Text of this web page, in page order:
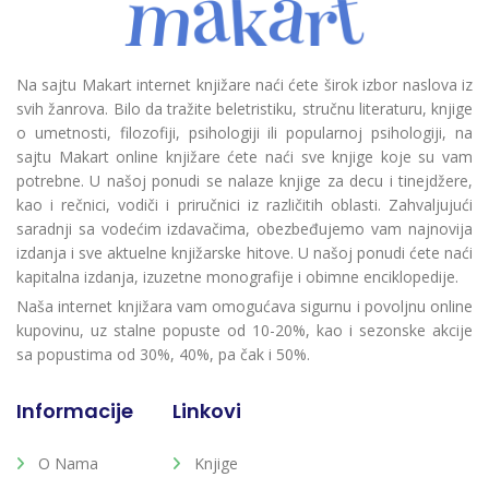
Na sajtu Makart internet knjižare naći ćete širok izbor naslova iz
svih žanrova. Bilo da tražite beletristiku, stručnu literaturu, knjige
o umetnosti, filozofiji, psihologiji ili popularnoj psihologiji, na
sajtu Makart online knjižare ćete naći sve knjige koje su vam
potrebne. U našoj ponudi se nalaze knjige za decu i tinejdžere,
kao i rečnici, vodiči i priručnici iz različitih oblasti. Zahvaljujući
saradnji sa vodećim izdavačima, obezbeđujemo vam najnovija
izdanja i sve aktuelne knjižarske hitove. U našoj ponudi ćete naći
kapitalna izdanja, izuzetne monografije i obimne enciklopedije.
Naša internet knjižara vam omogućava sigurnu i povoljnu online
kupovinu, uz stalne popuste od 10-20%, kao i sezonske akcije
sa popustima od 30%, 40%, pa čak i 50%.
Informacije
O Nama
Linkovi
Knjige